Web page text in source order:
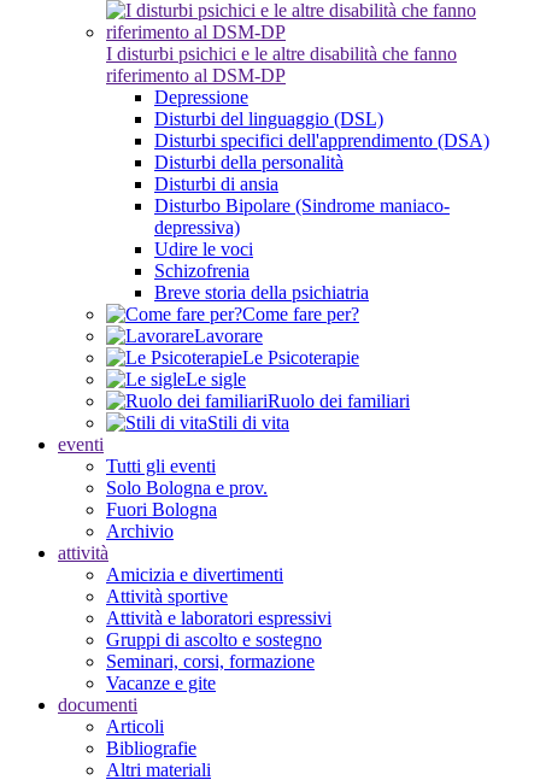
I disturbi psichici e le altre disabilità che fanno
riferimento al DSM-DP
Depressione
Disturbi del linguaggio (DSL)
Disturbi specifici dell'apprendimento (DSA)
Disturbi della personalità
Disturbi di ansia
Disturbo Bipolare (Sindrome maniaco-
depressiva)
Udire le voci
Schizofrenia
Breve storia della psichiatria
Come fare per?
Lavorare
Le Psicoterapie
Le sigle
Ruolo dei familiari
Stili di vita
eventi
Tutti gli eventi
Solo Bologna e prov.
Fuori Bologna
Archivio
attività
Amicizia e divertimenti
Attività sportive
Attività e laboratori espressivi
Gruppi di ascolto e sostegno
Seminari, corsi, formazione
Vacanze e gite
documenti
Articoli
Bibliografie
Altri materiali